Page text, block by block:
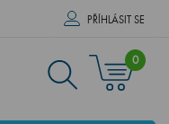
PŘÍHLÁSIT SE
0